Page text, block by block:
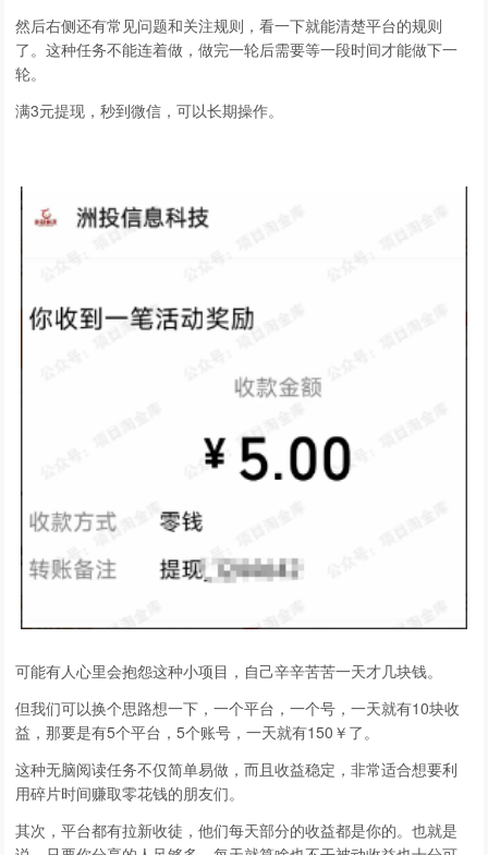
然后右侧还有常见问题和关注规则，看一下就能清楚平台的规则
了。这种任务不能连着做，做完一轮后需要等一段时间才能做下一
轮。
满3元提现，秒到微信，可以长期操作。
可能有人心里会抱怨这种小项目，自己辛辛苦苦一天才几块钱。
但我们可以换个思路想一下，一个平台，一个号，一天就有10块收
益，那要是有5个平台，5个账号，一天就有150￥了。
这种无脑阅读任务不仅简单易做，而且收益稳定，非常适合想要利
用碎片时间赚取零花钱的朋友们。
其次，平台都有拉新收徒，他们每天部分的收益都是你的。也就是